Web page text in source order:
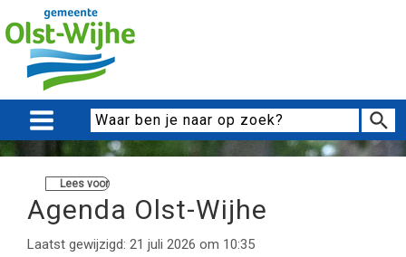
Lees voor
Agenda Olst-Wijhe
Laatst gewijzigd: 21 juli 2026 om 10:35